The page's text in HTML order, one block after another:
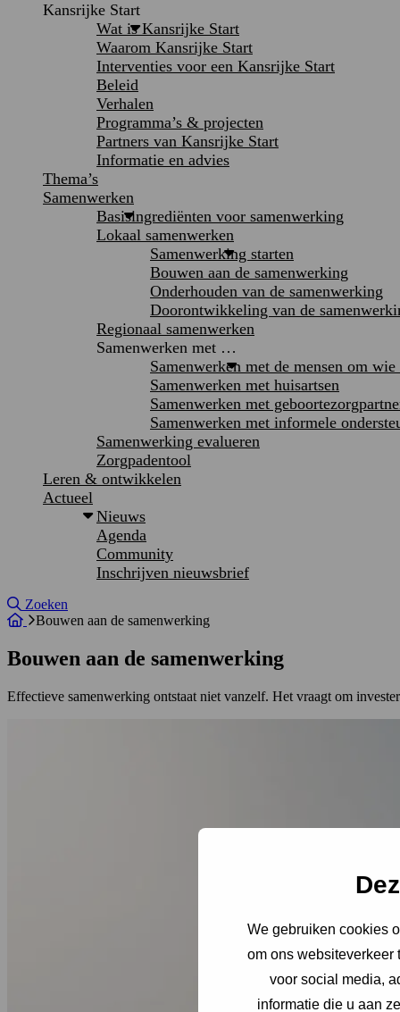
We gebruiken cookies
om ons websiteverkeer
voor social media,
informatie die u aan
Kansrijke Start
Wat is Kansrijke Start
Waarom Kansrijke Start
Interventies voor een Kansrijke Start
Beleid
Verhalen
Programma’s & projecten
Partners van Kansrijke Start
Informatie en advies
Thema’s
Samenwerken
Basisingrediënten voor samenwerking
Lokaal samenwerken
Samenwerking starten
Bouwen aan de samenwerking
Onderhouden van de samenwerking
Doorontwikkeling van de
Regionaal samenwerken
Samenwerken met …
Samenwerken met de mensen om wie
Samenwerken met huisartsen
Samenwerken met
Samenwerken met informele
Samenwerking evalueren
Zorgpadentool
Leren & ontwikkelen
Actueel
Nieuws
Agenda
Community
Inschrijven nieuwsbrief
Site doorzoeken
Zoeken
Bouwen aan de samenwerking
Bouwen aan de samenwerking
Effectieve samenwerking ontstaat niet vanzelf. Het vraagt om